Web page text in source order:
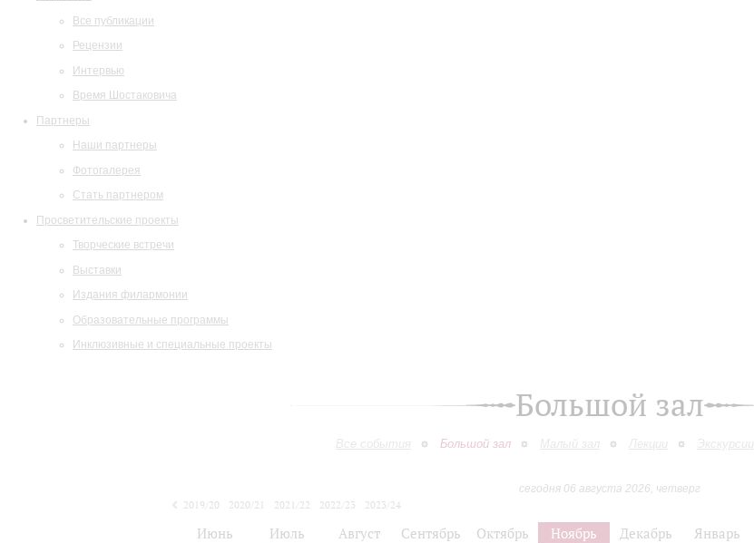
Все публикации
Рецензии
Интервью
Время Шостаковича
Партнеры
Наши партнеры
Фотогалерея
Стать партнером
Просветительские проекты
Творческие встречи
Выставки
Издания филармонии
Образовательные программы
Инклюзивные и специальные проекты
Большой зал
Все события Большой зал Малый зал Лекции Экскурсии
сегодня 06 августа 2026, четверг
2019/20
2020/21 2021/22 2022/23
2023/24
Июнь Июль Август Сентябрь Октябрь Ноябрь Декабрь Январь